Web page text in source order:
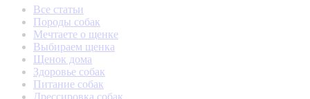
Все статьи
Породы собак
Мечтаете о щенке
Выбираем щенка
Щенок дома
Здоровье собак
Питание собак
Дрессировка собак